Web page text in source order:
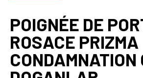
POIGNÉE DE
ROSACE PRIZMA
CONDAMNATION